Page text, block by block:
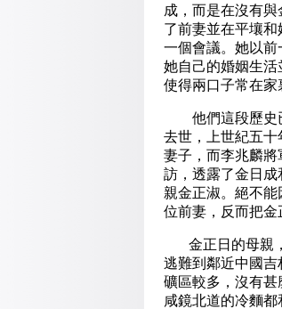
成，而是在沒有
了前妻並在平壤
一個會議。她以
她自己的婚姻生
使得兩口子常在家
他們這段歷史已
去世，上世紀五
妻子，而李兆麟
訪，透露了金日
親金正淑。絕不
位前妻，反而把金
金正日的母親，
逃難到鄰近中國吉
礦區較多，沒有
咸鏡北道的冷麵